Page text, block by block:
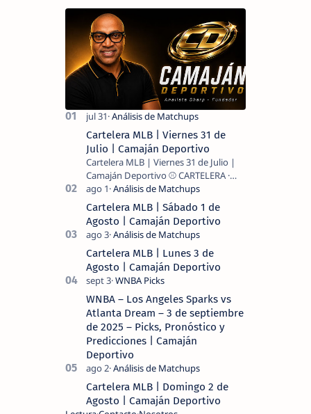
2025 – Free
Pick | Camaján
Deportivo
Cartelera MLB | Viernes 31 de
Julio | Camaján Deportivo
Cartelera MLB | Viernes 31 de Julio |
Camaján Deportivo ⚾ CARTELERA ·
MLB 2026 ⚾ MI LECTURA DEL DÍA …
Cartelera MLB | Sábado 1 de
Agosto | Camaján Deportivo
Cartelera MLB | Lunes 3 de
Agosto | Camaján Deportivo
WNBA – Los Angeles Sparks vs
Atlanta Dream – 3 de septiembre
de 2025 – Picks, Pronóstico y
Predicciones | Camaján
Deportivo
Cartelera MLB | Domingo 2 de
Agosto | Camaján Deportivo